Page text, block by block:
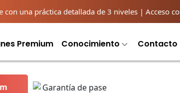
con una práctica detallada de 3 niveles | Acceso
Premium Conocimiento Contacto